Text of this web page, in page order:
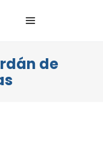
de